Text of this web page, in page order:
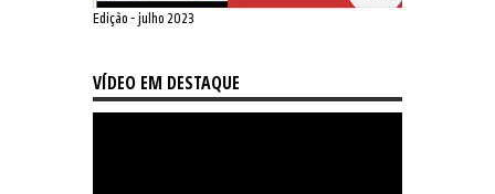
Edição - julho 2023
VÍDEO EM DESTAQUE